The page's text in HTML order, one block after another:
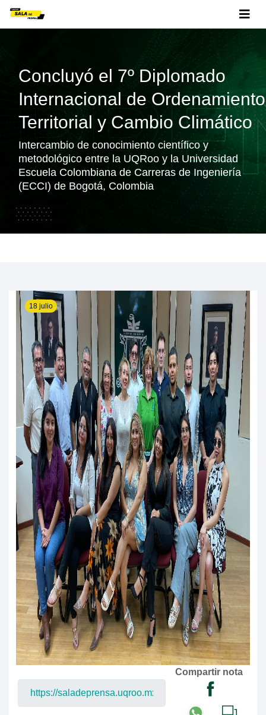
Concluyó el 7º Diplomado
Internacional de Ordenamiento
Territorial y Cambio Climático
Intercambio de conocimiento científico y
metodológico entre la UQRoo y la Universidad
Escuela Colombiana de Carreras de Ingeniería
(ECCI) de Bogotá, Colombia
18 julio
Compartir nota